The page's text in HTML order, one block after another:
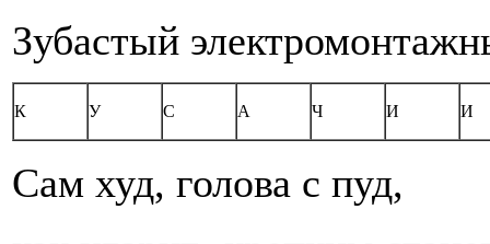
Зубастый
К У С А Ч И И
Сам худ, голова с пуд,